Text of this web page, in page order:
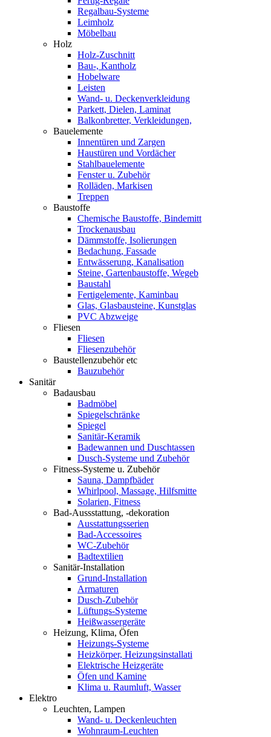
Regalbau-Systeme
Leimholz
Möbelbau
Holz
Holz-Zuschnitt
Bau-, Kantholz
Hobelware
Leisten
Wand- u. Deckenverkleidung
Parkett, Dielen, Laminat
Balkonbretter, Verkleidungen,
Bauelemente
Innentüren und Zargen
Haustüren und Vordächer
Stahlbauelemente
Fenster u. Zubehör
Rolläden, Markisen
Treppen
Baustoffe
Chemische Baustoffe, Bindemitt
Trockenausbau
Dämmstoffe, Isolierungen
Bedachung, Fassade
Entwässerung, Kanalisation
Steine, Gartenbaustoffe, Wegeb
Baustahl
Fertigelemente, Kaminbau
Glas, Glasbausteine, Kunstglas
PVC Abzweige
Fliesen
Fliesen
Fliesenzubehör
Baustellenzubehör etc
Bauzubehör
Sanitär
Badausbau
Badmöbel
Spiegelschränke
Spiegel
Sanitär-Keramik
Badewannen und Duschtassen
Dusch-Systeme und Zubehör
Fitness-Systeme u. Zubehör
Sauna, Dampfbäder
Whirlpool, Massage, Hilfsmitte
Solarien, Fitness
Bad-Aussstattung, -dekoration
Ausstattungsserien
Bad-Accessoires
WC-Zubehör
Badtextilien
Sanitär-Installation
Grund-Installation
Armaturen
Dusch-Zubehör
Lüftungs-Systeme
Heißwassergeräte
Heizung, Klima, Öfen
Heizungs-Systeme
Heizkörper, Heizungsinstallati
Elektrische Heizgeräte
Öfen und Kamine
Klima u. Raumluft, Wasser
Elektro
Leuchten, Lampen
Wand- u. Deckenleuchten
Wohnraum-Leuchten